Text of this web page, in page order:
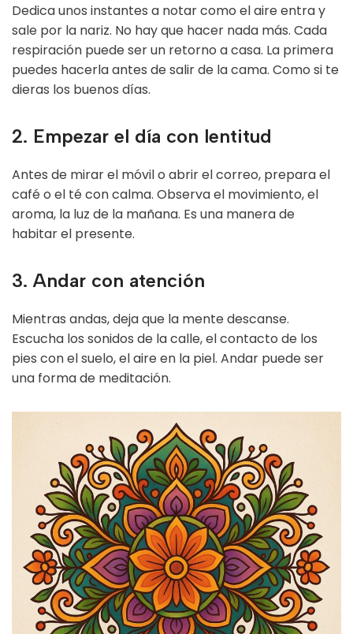
Dedica unos instantes a notar como el aire entra y
sale por la nariz. No hay que hacer nada más. Cada
respiración puede ser un retorno a casa. La primera
puedes hacerla antes de salir de la cama. Como si te
dieras los buenos días.
2. Empezar el día con lentitud
Antes de mirar el móvil o abrir el correo, prepara el
café o el té con calma. Observa el movimiento, el
aroma, la luz de la mañana. Es una manera de
habitar el presente.
3. Andar con atención
Mientras andas, deja que la mente descanse.
Escucha los sonidos de la calle, el contacto de los
pies con el suelo, el aire en la piel. Andar puede ser
una forma de meditación.